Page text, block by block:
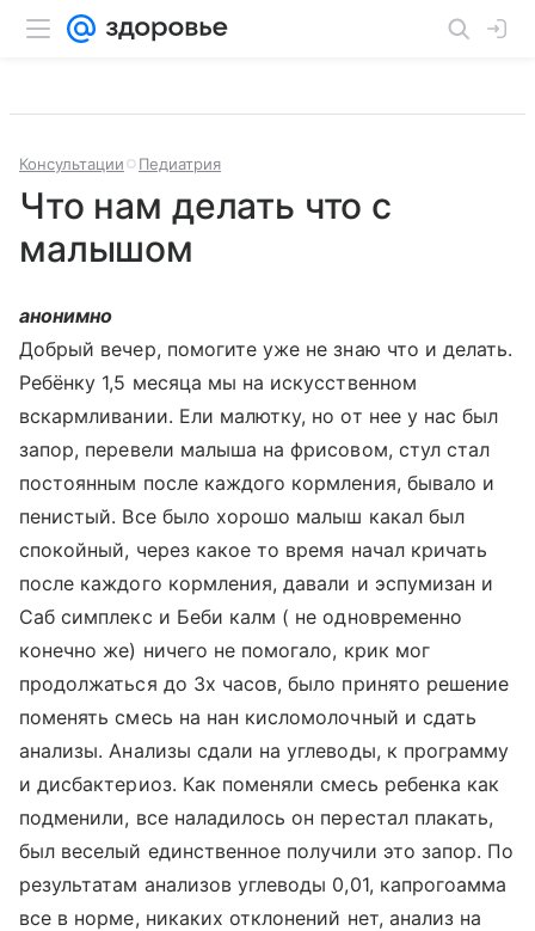
Консультации Педиатрия
Что нам делать что с
малышом
анонимно
Добрый вечер, помогите уже не знаю что и делать.
Ребёнку 1,5 месяца мы на искусственном
вскармливании. Ели малютку, но от нее у нас был
запор, перевели малыша на фрисовом, стул стал
постоянным после каждого кормления, бывало и
пенистый. Все было хорошо малыш какал был
спокойный, через какое то время начал кричать
после каждого кормления, давали и эспумизан и
Саб симплекс и Беби калм ( не одновременно
конечно же) ничего не помогало, крик мог
продолжаться до 3х часов, было принято решение
поменять смесь на нан кисломолочный и сдать
анализы. Анализы сдали на углеводы, к программу
и дисбактериоз. Как поменяли смесь ребенка как
подменили, все наладилось он перестал плакать,
был веселый единственное получили это запор. По
результатам анализов углеводы 0,01, капрогоамма
все в норме, никаких отклонений нет, анализ на